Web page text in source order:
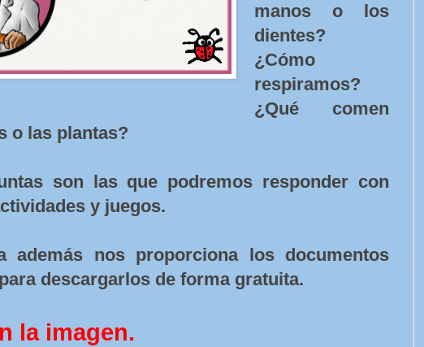
manos o los
dientes?
¿Cómo
respiramos?
¿Qué comen
o las plantas?
son las que podremos responder con
y juegos.
además nos proporciona los documentos
descargarlos de forma gratuita.
la imagen.